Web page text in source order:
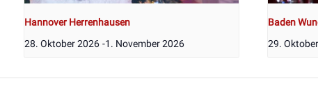
Hannover Herrenhausen
28. Oktober 2026 -1. November 2026
Baden
29.